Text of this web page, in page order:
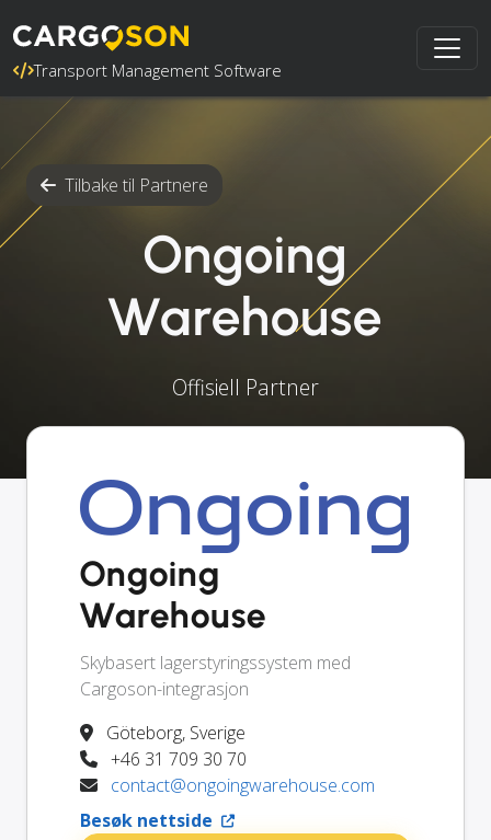
Transport Management Software
Tilbake til Partnere
Ongoing
Warehouse
Offisiell Partner
Ongoing
Warehouse
Skybasert lagerstyringssystem med
Cargoson-integrasjon
Göteborg, Sverige
+46 31 709 30 70
contact@ongoingwarehouse.com
Besøk nettside